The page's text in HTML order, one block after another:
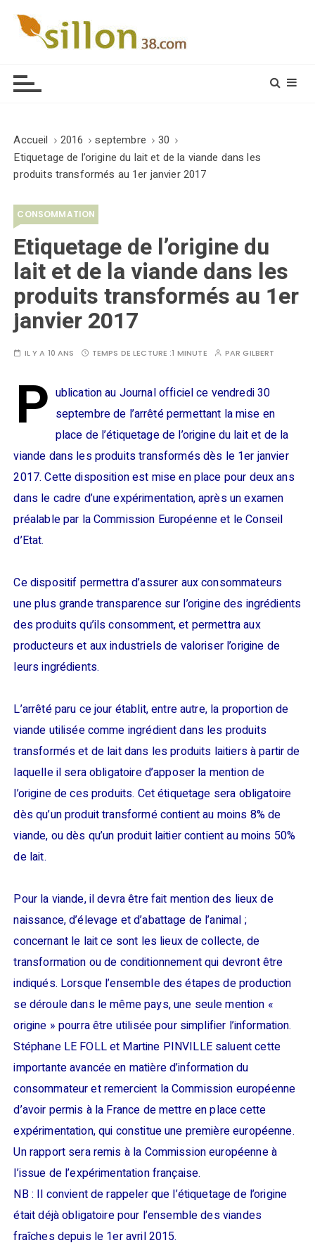
Accueil 2016 septembre
30
Etiquetage de l’origine du lait et de la viande dans les
produits transformés au 1er janvier 2017
CONSOMMATION
Etiquetage de l’origine du
lait et de la viande dans les
produits transformés au 1er
janvier 2017
IL Y A 10 ANS TEMPS DE LECTURE :1 MINUTE PARGILBERT
P ublication au Journal officiel ce vendredi 30
septembre de l’arrêté permettant la mise en
place de l’étiquetage de l’origine du lait et de la
viande dans les produits transformés dès le 1er janvier
2017. Cette disposition est mise en place pour deux ans
dans le cadre d’une expérimentation, après un examen
préalable par la Commission Européenne et le Conseil
d’Etat.
Ce dispositif permettra d’assurer aux consommateurs
une plus grande transparence sur l’origine des ingrédients
des produits qu’ils consomment, et permettra aux
producteurs et aux industriels de valoriser l’origine de
leurs ingrédients.
L’arrêté paru ce jour établit, entre autre, la proportion de
viande utilisée comme ingrédient dans les produits
transformés et de lait dans les produits laitiers à partir de
laquelle il sera obligatoire d’apposer la mention de
l’origine de ces produits. Cet étiquetage sera obligatoire
dès qu’un produit transformé contient au moins 8% de
viande, ou dès qu’un produit laitier contient au moins 50%
de lait.
Pour la viande, il devra être fait mention des lieux de
naissance, d’élevage et d’abattage de l’animal ;
concernant le lait ce sont les lieux de collecte, de
transformation ou de conditionnement qui devront être
indiqués. Lorsque l’ensemble des étapes de production
se déroule dans le même pays, une seule mention «
origine » pourra être utilisée pour simplifier l’information.
Stéphane LE FOLL et Martine PINVILLE saluent cette
importante avancée en matière d’information du
consommateur et remercient la Commission européenne
d’avoir permis à la France de mettre en place cette
expérimentation, qui constitue une première européenne.
Un rapport sera remis à la Commission européenne à
l’issue de l’expérimentation française.
NB : Il convient de rappeler que l’étiquetage de l’origine
était déjà obligatoire pour l’ensemble des viandes
fraîches depuis le 1er avril 2015.